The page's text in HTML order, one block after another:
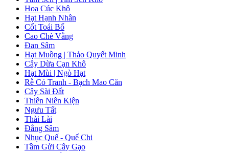
Hoa Cúc Khô
Hạt Hạnh Nhân
Cốt Toái Bổ
Cao Chè Vằng
Đan Sâm
Hạt Muồng | Thảo Quyết Minh
Cây Dừa Cạn Khô
Hạt Mùi | Ngò Hạt
Rễ Cỏ Tranh - Bạch Mao Căn
Cây Sài Đất
Thiên Niên Kiện
Ngưu Tất
Thài Lài
Đẳng Sâm
Nhục Quế - Quế Chi
Tầm Gửi Cây Gạo